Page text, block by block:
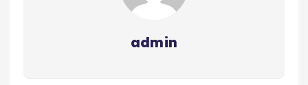
admin